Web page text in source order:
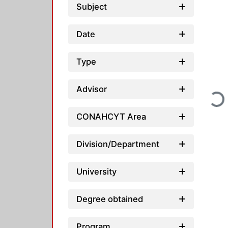
Subject
Date
Type
Advisor
CONAHCYT Area
Division/Department
University
Degree obtained
Loading...